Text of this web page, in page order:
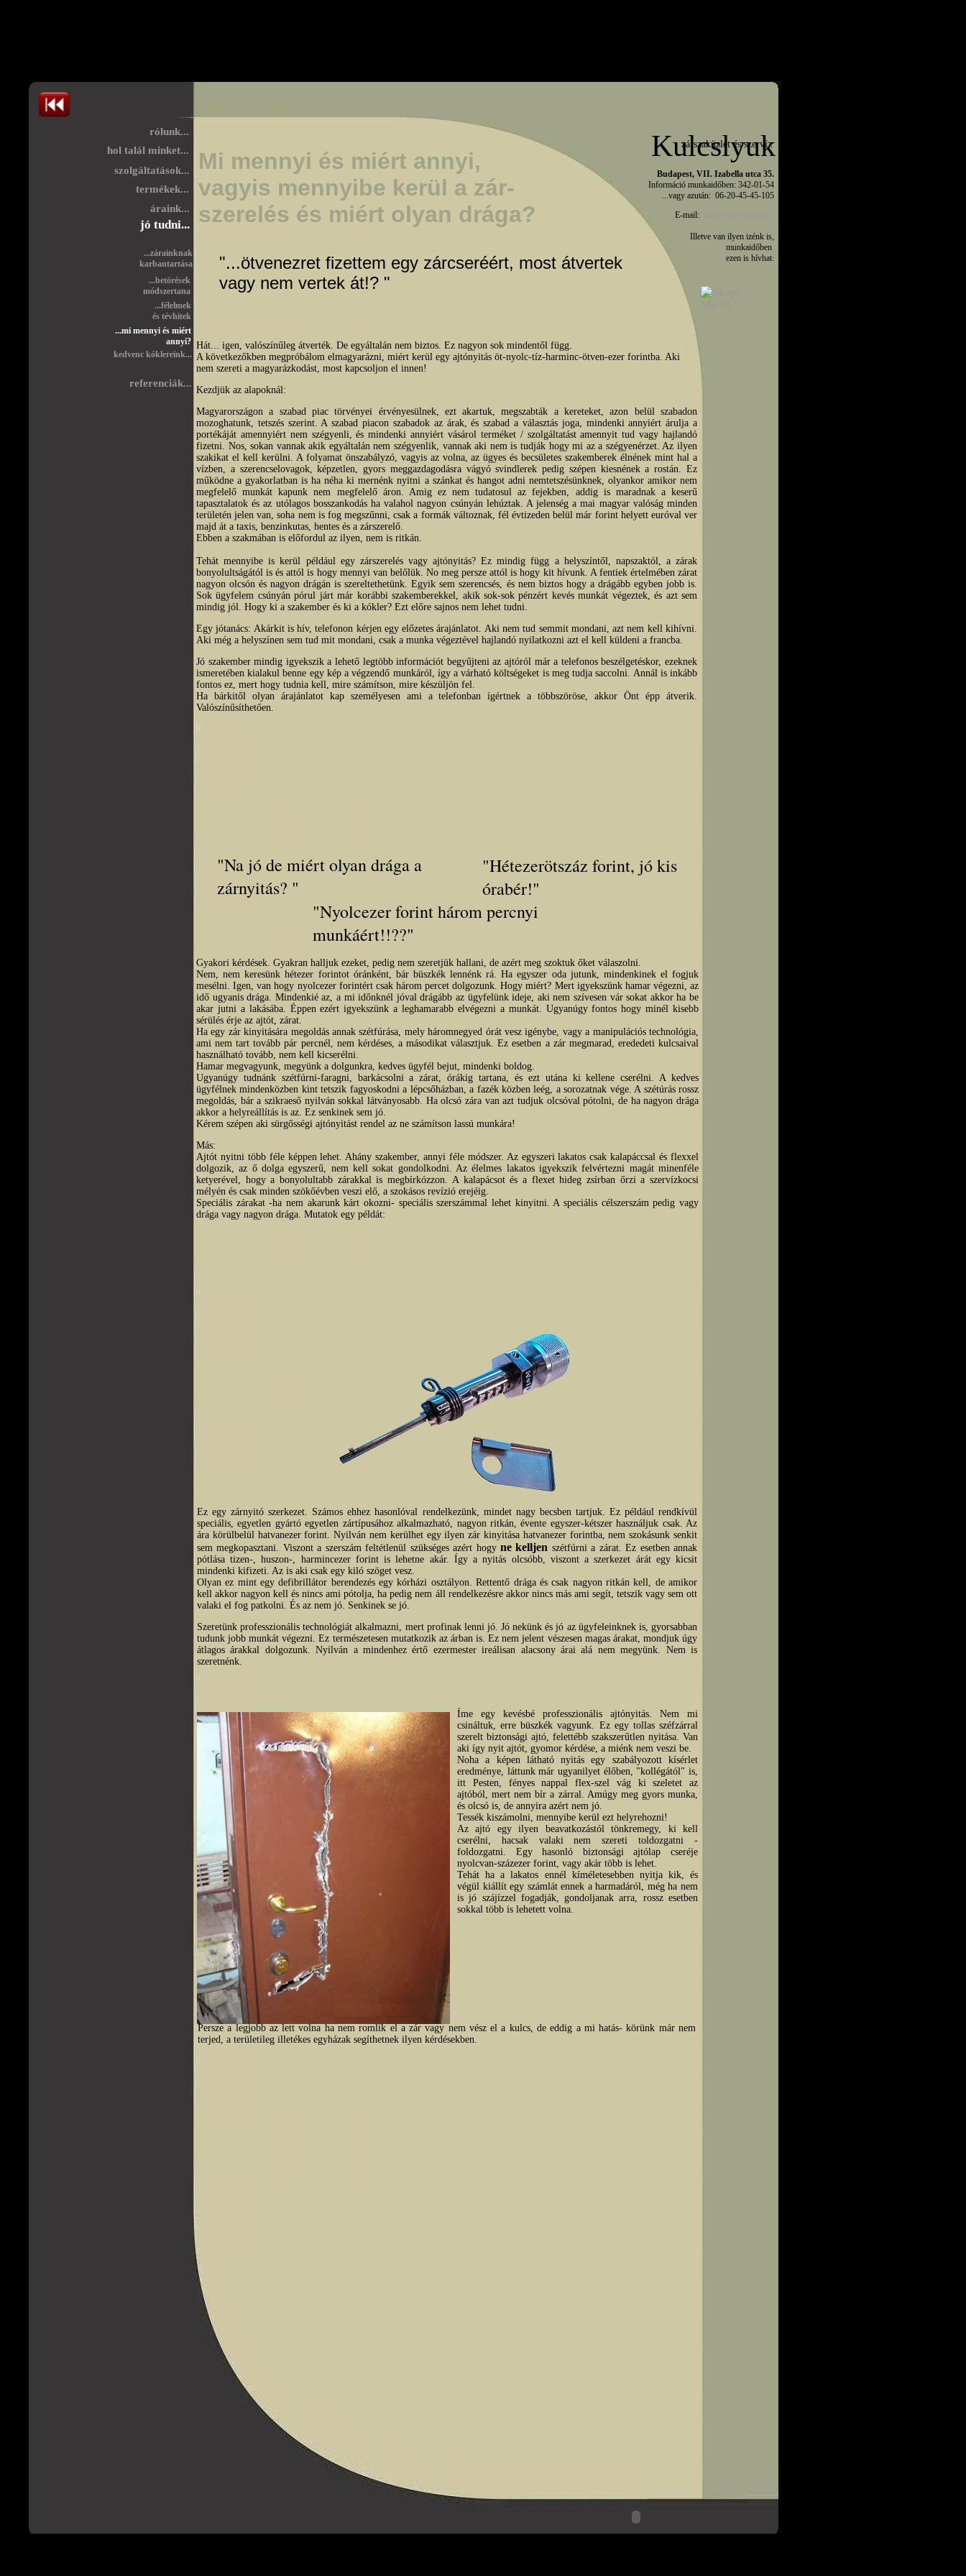
rólunk...
hol talál minket...
szolgáltatások...
áraink...
...betörések
módszertana
...zárainknak
karbantartása
Budapest, VII. Izabella utca 35.
Információ munkaidőben: 342-01-54
...vagy azután:  06-20-45-45-105
E-mail:
Illetve van ilyen izénk is,
munkaidőben
ezen is hívhat:
zárszaküzlet és szervíz
Kulcslyuk
Mi mennyi és miért annyi,
vagyis mennyibe kerül a zár-
szerelés és miért olyan drága?
Hát... igen, valószínűleg átverték. De egyáltalán nem biztos. Ez nagyon sok mindentől függ.
A következőkben megpróbálom elmagyarázni, miért kerül egy ajtónyitás öt-nyolc-tíz-harminc-ötven-ezer forintba. Aki
nem szereti a magyarázkodást, most kapcsoljon el innen!
Kezdjük az alapoknál:
Magyarországon a szabad piac törvényei érvényesülnek, ezt akartuk, megszabták a kereteket, azon belül szabadon
mozoghatunk, tetszés szerint. A szabad piacon szabadok az árak, és szabad a választás joga, mindenki annyiért árulja a
portékáját amennyiért nem szégyenli, és mindenki annyiért vásárol terméket / szolgáltatást amennyit tud vagy hajlandó
fizetni. Nos, sokan vannak akik egyáltalán nem szégyenlik, vannak aki nem is tudják hogy mi az a szégyenérzet. Az ilyen
szakikat el kell kerülni. A folyamat önszabályzó, vagyis az volna, az ügyes és becsületes szakemberek élnének mint hal a
vízben, a szerencselovagok, képzetlen, gyors meggazdagodásra vágyó svindlerek pedig szépen kiesnének a rostán. Ez
működne a gyakorlatban is ha néha ki mernénk nyitni a szánkat és hangot adni nemtetszésünknek, olyankor amikor nem
megfelelő munkát kapunk nem megfelelő áron. Amig ez nem tudatosul az fejekben, addig is maradnak a keserű
tapasztalatok és az utólagos bosszankodás ha valahol nagyon csúnyán lehúztak. A jelenség a mai magyar valóság minden
területén jelen van, soha nem is fog megszűnni, csak a formák változnak, fél évtizeden belül már forint helyett euróval ver
majd át a taxis, benzinkutas, hentes és a zárszerelő.
Ebben a szakmában is előfordul az ilyen, nem is ritkán.
Tehát mennyibe is kerül például egy zárszerelés vagy ajtónyitás? Ez mindig függ a helyszíntől, napszaktól, a zárak
bonyolultságától is és attól is hogy mennyi van belőlük. No meg persze attól is hogy kit hívunk. A fentiek értelmében zárat
nagyon olcsón és nagyon drágán is szereltethetünk. Egyik sem szerencsés, és nem biztos hogy a drágább egyben jobb is.
Sok ügyfelem csúnyán pórul járt már korábbi szakemberekkel, akik sok-sok pénzért kevés munkát végeztek, és azt sem
mindig jól. Hogy ki a szakember és ki a kókler? Ezt előre sajnos nem lehet tudni.
Egy jótanács: Akárkit is hív, telefonon kérjen egy előzetes árajánlatot. Aki nem tud semmit mondani, azt nem kell kihívni.
Aki még a helyszínen sem tud mit mondani, csak a munka végeztével hajlandó nyilatkozni azt el kell küldeni a francba.
Jó szakember mindig igyekszik a lehető legtöbb információt begyűjteni az ajtóról már a telefonos beszélgetéskor, ezeknek
ismeretében kialakul benne egy kép a végzendő munkáról, így a várható költségeket is meg tudja saccolni. Annál is inkább
fontos ez, mert hogy tudnia kell, mire számítson, mire készüljön fel.
Ha bárkitől olyan árajánlatot kap személyesen ami a telefonban ígértnek a többszöröse, akkor Önt épp átverik.
Valószínűsíthetően.
termékek...
jó tudni...
...félelmek
és tévhitek
...mi mennyi és miért
annyi?
"...ötvenezret fizettem egy zárcseréért, most átvertek
vagy nem vertek át!? "
"Na jó de miért olyan drága a
zárnyitás? "
Gyakori kérdések. Gyakran halljuk ezeket, pedig nem szeretjük hallani, de azért meg szoktuk őket válaszolni.
Nem, nem keresünk hétezer forintot óránként, bár büszkék lennénk rá. Ha egyszer oda jutunk, mindenkinek el fogjuk
mesélni. Igen, van hogy nyolcezer forintért csak három percet dolgozunk. Hogy miért? Mert igyekszünk hamar végezni, az
idő ugyanis drága. Mindenkié az, a mi időnknél jóval drágább az ügyfelünk ideje, aki nem szívesen vár sokat akkor ha be
akar jutni a lakásába. Éppen ezért igyekszünk a leghamarabb elvégezni a munkát. Ugyanúgy fontos hogy minél kisebb
sérülés érje az ajtót, zárat.
Ha egy zár kinyitására megoldás annak szétfúrása, mely háromnegyed órát vesz igénybe, vagy a manipulációs technológia,
ami nem tart tovább pár percnél, nem kérdéses, a másodikat választjuk. Ez esetben a zár megmarad, erededeti kulcsaival
használható tovább, nem kell kicserélni.
Hamar megvagyunk, megyünk a dolgunkra, kedves ügyfél bejut, mindenki boldog.
Ugyanúgy tudnánk szétfúrni-faragni, barkácsolni a zárat, órákig tartana, és ezt utána ki kellene cserélni. A kedves
ügyfélnek mindenközben kint tetszik fagyoskodni a lépcsőházban, a fazék közben leég, a sorozatnak vége. A szétúrás rossz
megoldás, bár a szikraeső nyilván sokkal látványosabb. Ha olcsó zára van azt tudjuk olcsóval pótolni, de ha nagyon drága
akkor a helyreállítás is az. Ez senkinek sem jó.
Kérem szépen aki sürgősségi ajtónyitást rendel az ne számítson lassú munkára!
Más:
Ajtót nyitni több féle képpen lehet. Ahány szakember, annyi féle módszer. Az egyszeri lakatos csak kalapáccsal és flexxel
dolgozik, az ő dolga egyszerű, nem kell sokat gondolkodni. Az élelmes lakatos igyekszik felvértezni magát minenféle
ketyerével, hogy a bonyolultabb zárakkal is megbírkózzon. A kalapácsot és a flexet hideg zsírban őrzi a szervízkocsi
mélyén és csak minden szökőévben veszi elő, a szokásos revízió erejéig.
Speciális zárakat -ha nem akarunk kárt okozni- speciális szerszámmal lehet kinyitni. A speciális célszerszám pedig vagy
drága vagy nagyon drága. Mutatok egy példát:
"Hétezerötszáz forint, jó kis
órabér!"
"Nyolcezer forint három percnyi
munkáért!!??"
kedvenc kóklereink...
referenciák...
Ez egy zárnyitó szerkezet. Számos ehhez hasonlóval rendelkezünk, mindet nagy becsben tartjuk. Ez például rendkívül
speciális, egyetlen gyártó egyetlen zártípusához alkalmazható, nagyon ritkán, évente egyszer-kétszer használjuk csak. Az
ára körülbelül hatvanezer forint. Nyilván nem kerülhet egy ilyen zár kinyitása hatvanezer forintba, nem szokásunk senkit
sem megkopasztani. Viszont a szerszám feltétlenül szükséges azért hogy ne kelljen szétfúrni a zárat. Ez esetben annak
pótlása tizen-, huszon-, harmincezer forint is lehetne akár. Így a nyitás olcsóbb, viszont a szerkezet árát egy kicsit
mindenki kifizeti. Az is aki csak egy kiló szöget vesz.
Olyan ez mint egy defibrillátor berendezés egy kórházi osztályon. Rettentő drága és csak nagyon ritkán kell, de amikor
kell akkor nagyon kell és nincs ami pótolja, ha pedig nem áll rendelkezésre akkor nincs más ami segít, tetszik vagy sem ott
valaki el fog patkolni. És az nem jó. Senkinek se jó.
Szeretünk professzionális technológiát alkalmazni, mert profinak lenni jó. Jó nekünk és jó az ügyfeleinknek is, gyorsabban
tudunk jobb munkát végezni. Ez természetesen mutatkozik az árban is. Ez nem jelent vészesen magas árakat, mondjuk úgy
átlagos árakkal dolgozunk. Nyilván a mindenhez értő ezermester ireálisan alacsony árai alá nem megyünk. Nem is
szeretnénk.
Íme egy kevésbé professzionális ajtónyitás. Nem mi
csináltuk, erre büszkék vagyunk. Ez egy tollas széfzárral
szerelt biztonsági ajtó, felettébb szakszerűtlen nyitása. Van
aki így nyit ajtót, gyomor kérdése, a miénk nem veszi be.
Noha a képen látható nyitás egy szabályozott kísérlet
eredménye, láttunk már ugyanilyet élőben, "kollégától" is,
itt Pesten, fényes nappal flex-szel vág ki szeletet az
ajtóból, mert nem bír a zárral. Amúgy meg gyors munka,
és olcsó is, de annyira azért nem jó.
Tessék kiszámolni, mennyibe kerül ezt helyrehozni!
Az ajtó egy ilyen beavatkozástól tönkremegy, ki kell
cserélni, hacsak valaki nem szereti toldozgatni -
foldozgatni. Egy hasonló biztonsági ajtólap cseréje
nyolcvan-százezer forint, vagy akár több is lehet.
Tehát ha a lakatos ennél kíméletesebben nyitja kik, és
végül kiállít egy számlát ennek a harmadáról, még ha nem
is jó szájízzel fogadják, gondoljanak arra, rossz esetben
sokkal több is lehetett volna.
Persze a legjobb az lett volna ha nem romlik el a zár vagy nem vész el a kulcs, de eddig a mi hatás- körünk már nem
terjed, a területileg illetékes egyházak segíthetnek ilyen kérdésekben.